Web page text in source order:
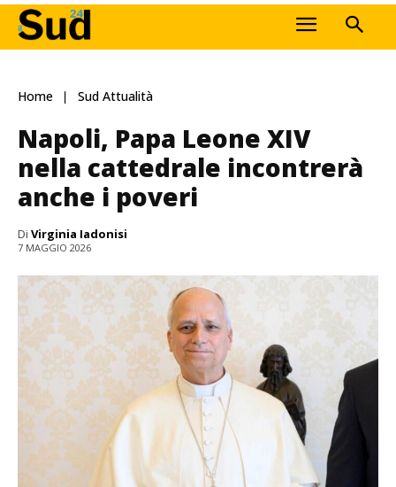
Home Sud Attualità
Napoli, Papa Leone XIV
nella cattedrale incontrerà
anche i poveri
Di Virginia Iadonisi
7 MAGGIO 2026